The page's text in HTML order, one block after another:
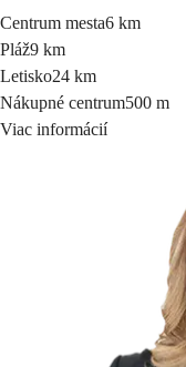
Centrum mesta6 km
Pláž9 km
Letisko24 km
Nákupné centrum500 m
Viac informácií